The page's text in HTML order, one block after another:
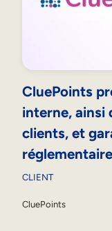
CluePoints
interne, ainsi
clients, et
CLIENT
CluePoints